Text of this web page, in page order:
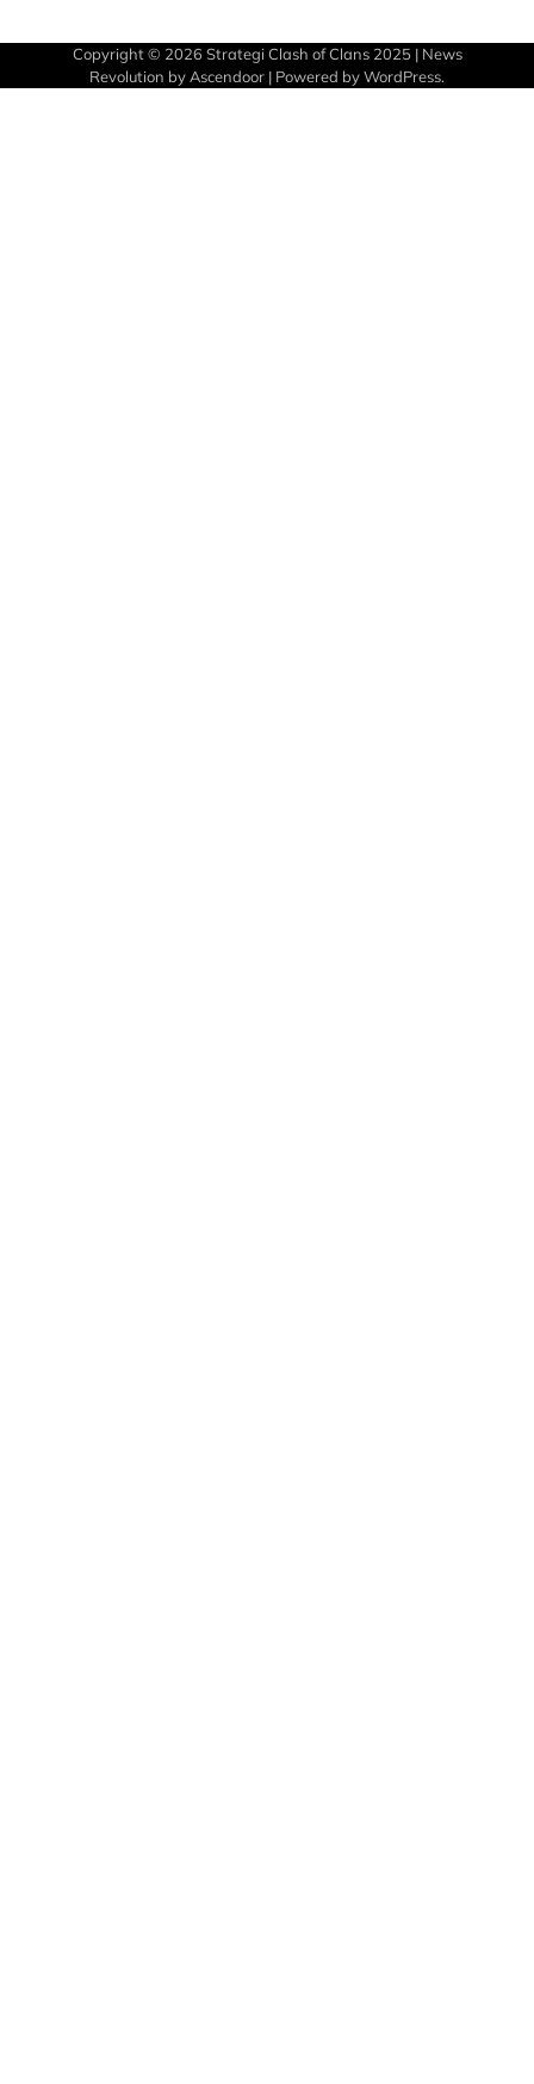
Copyright © 2026 Strategi Clash of Clans 2025| News
Revolution by Ascendoor | Powered byWordPress.